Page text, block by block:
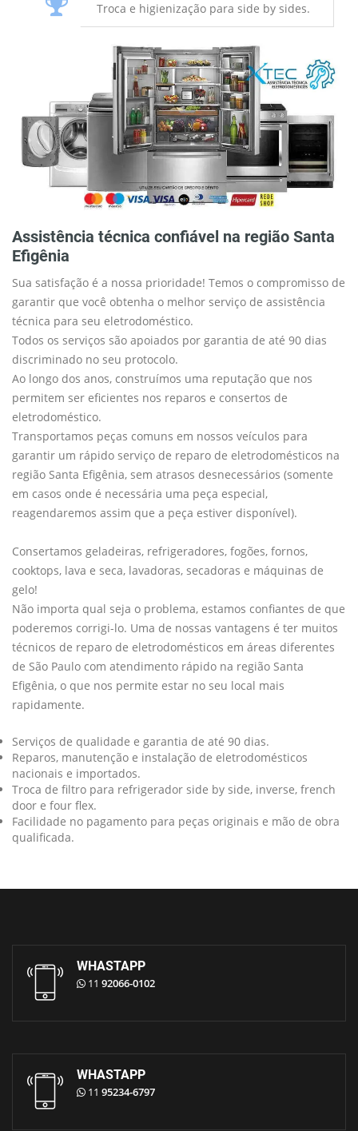
Troca e higienização para side by sides.
Assistência técnica confiável na região Santa
Efigênia
Sua satisfação é a nossa prioridade! Temos o compromisso de
garantir que você obtenha o melhor serviço de assistência
técnica para seu eletrodoméstico.
Todos os serviços são apoiados por garantia de até 90 dias
discriminado no seu protocolo.
Ao longo dos anos, construímos uma reputação que nos
permitem ser eficientes nos reparos e consertos de
eletrodoméstico.
Transportamos peças comuns em nossos veículos para
garantir um rápido serviço de reparo de eletrodomésticos na
região Santa Efigênia, sem atrasos desnecessários (somente
em casos onde é necessária uma peça especial,
reagendaremos assim que a peça estiver disponível).
Consertamos geladeiras, refrigeradores, fogões, fornos,
cooktops, lava e seca, lavadoras, secadoras e máquinas de
gelo!
Não importa qual seja o problema, estamos confiantes de que
poderemos corrigi-lo. Uma de nossas vantagens é ter muitos
técnicos de reparo de eletrodomésticos em áreas diferentes
de São Paulo com atendimento rápido na região Santa
Efigênia, o que nos permite estar no seu local mais
rapidamente.
Serviços de qualidade e garantia de até 90 dias.
Reparos, manutenção e instalação de eletrodomésticos
nacionais e importados.
Troca de filtro para refrigerador side by side, inverse, french
door e four flex.
Facilidade no pagamento para peças originais e mão de obra
qualificada.
WHASTAPP
11 92066-0102
WHASTAPP
11 95234-6797